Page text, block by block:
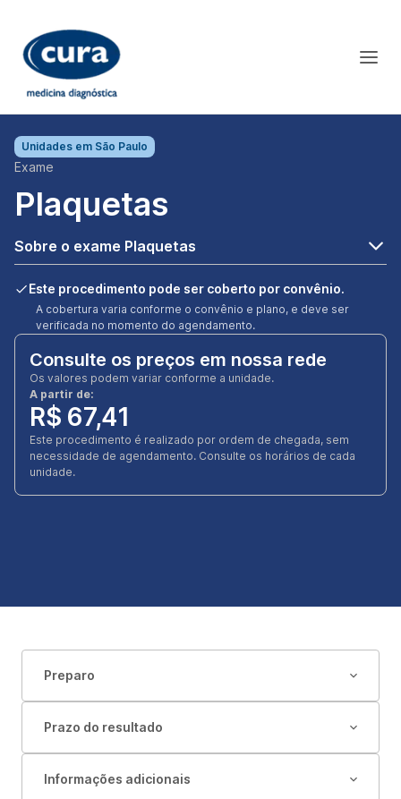
Unidades em São Paulo
Exame
Plaquetas
Sobre o exame Plaquetas
Este procedimento pode ser coberto por convênio.
A cobertura varia conforme o convênio e plano, e deve ser
verificada no momento do agendamento.
Consulte os preços em nossa rede
Os valores podem variar conforme a unidade.
A partir de:
R$ 67,41
Este procedimento é realizado por ordem de chegada, sem
necessidade de agendamento. Consulte os horários de cada
unidade.
Preparo
Prazo do resultado
Informações adicionais